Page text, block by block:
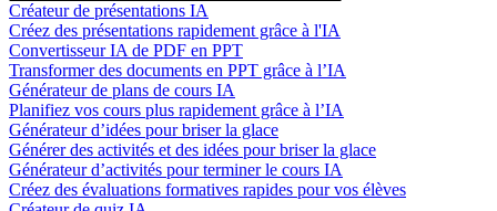
Créateur de présentations IA
Créez des présentations rapidement grâce à l'IA
Convertisseur IA de PDF en PPT
Transformer des documents en PPT grâce à l’IA
Générateur de plans de cours IA
Planifiez vos cours plus rapidement grâce à l’IA
Générateur d’idées pour briser la glace
Générer des activités et des idées pour briser la glace
Générateur d’activités pour terminer le cours IA
Créez des évaluations formatives rapides pour vos élèves